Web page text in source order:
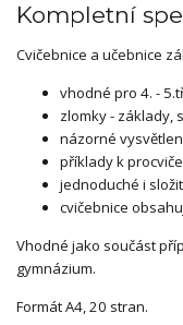
Kompletní
Cvičebnice a učebnice
vhodné pro 4. -
zlomky - základy,
názorné
příklady k
jednoduché i
cvičebnice
Vhodné jako součást
gymnázium.
Formát A4, 20 stran.